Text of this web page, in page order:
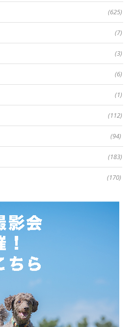
(625)
(7)
(3)
(6)
(1)
(112)
(94)
(183)
(170)